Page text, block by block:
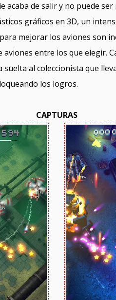
acaba de salir y no puede ser
gráficos en 3D, un
mejorar los aviones son
aviones entre los que elegir.
al coleccionista que
los logros.
CAPTURAS